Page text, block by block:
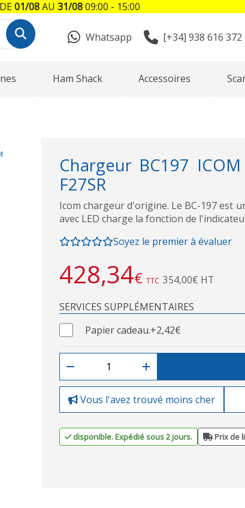
Whatsapp [+34] 938 616 372
Ham Shack Accessoires
Chargeur BC197
F27SR
Icom chargeur d'origine. Le BC-197 est
avec LED charge la fonction de
Soyez le premier à évaluer
428,34€ TTC 354,00€ HT
SERVICES SUPPLÉMENTAIRES
Papier cadeau.+2,42€
Vous l'avez trouvé moins cher
disponible. Expédié sous 2 jours. Prix de
01/08AU 31/0809:00 - 15:00